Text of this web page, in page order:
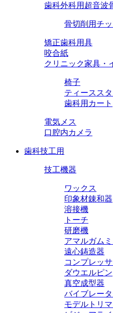
歯科外科用超音波
骨切削用チ
矯正歯科用具
咬合紙
クリニック家具・
椅子
ティースス
歯科用カート
電気メス
口腔内カメラ
歯科技工用
技工機器
ワックス
印象材錬和器
溶接機
トーチ
研磨機
アマルガム
遠心鋳造器
コンプレッ
ダウエルピン
真空成型器
バイブレー
モデルトリ